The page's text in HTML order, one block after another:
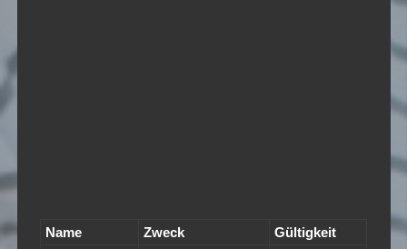
Name Zweck Gültigkeit